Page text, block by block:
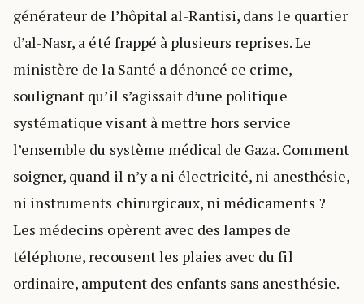
générateur de l’hôpital al-Rantisi, dans le quartier
d’al-Nasr, a été frappé à plusieurs reprises. Le
ministère de la Santé a dénoncé ce crime,
soulignant qu’il s’agissait d’une politique
systématique visant à mettre hors service
l’ensemble du système médical de Gaza. Comment
soigner, quand il n’y a ni électricité, ni anesthésie,
ni instruments chirurgicaux, ni médicaments ?
Les médecins opèrent avec des lampes de
téléphone, recousent les plaies avec du fil
ordinaire, amputent des enfants sans anesthésie.